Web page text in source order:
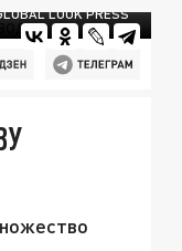
LOOK PRESS